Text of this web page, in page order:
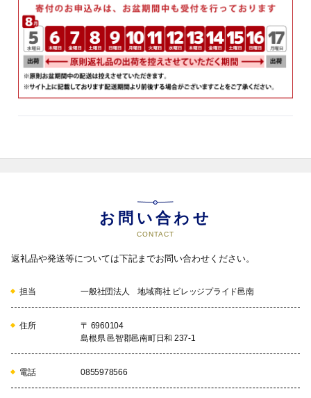
お問い合わせ
CONTACT
返礼品や発送等については下記までお問い合わせください。
担当 一般社団法人 地域商社 ビレッジプライド邑南
住所
〒 6960104
島根県 邑智郡邑南町日和 237-1
電話 0855978566